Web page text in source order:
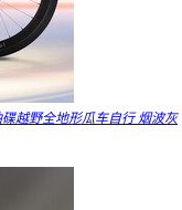
碟越野全地形瓜车自行 烟波灰